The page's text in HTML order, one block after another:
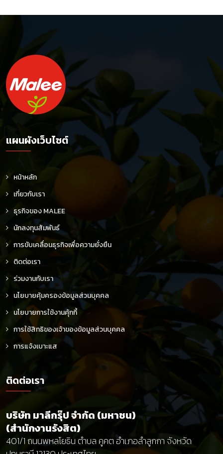
แผนผังเว็บไซต์
หน้าหลัก
เกี่ยวกับเรา
ธุรกิจของ MALEE
นักลงทุนสัมพันธ์
การขับเคลื่อนธุรกิจเพื่อความยั่งยืน
ติดต่อเรา
ร่วมงานกับเรา
นโยบายคุ้มครองข้อมูลส่วนบุคคล
นโยบายการใช้งานคุ้กกี้
การใช้สิทธิของเจ้าของข้อมูลส่วนบุคคล
การแจ้งเบาะแส
ติดต่อเรา
บริษัท มาลีกรุ๊ป จำกัด (มหาชน)
(สำนักงานรังสิต)
401/1 ถนนพหลโยธิน ตำบล คูคต อำเภอลำลูกกา จังหวัด